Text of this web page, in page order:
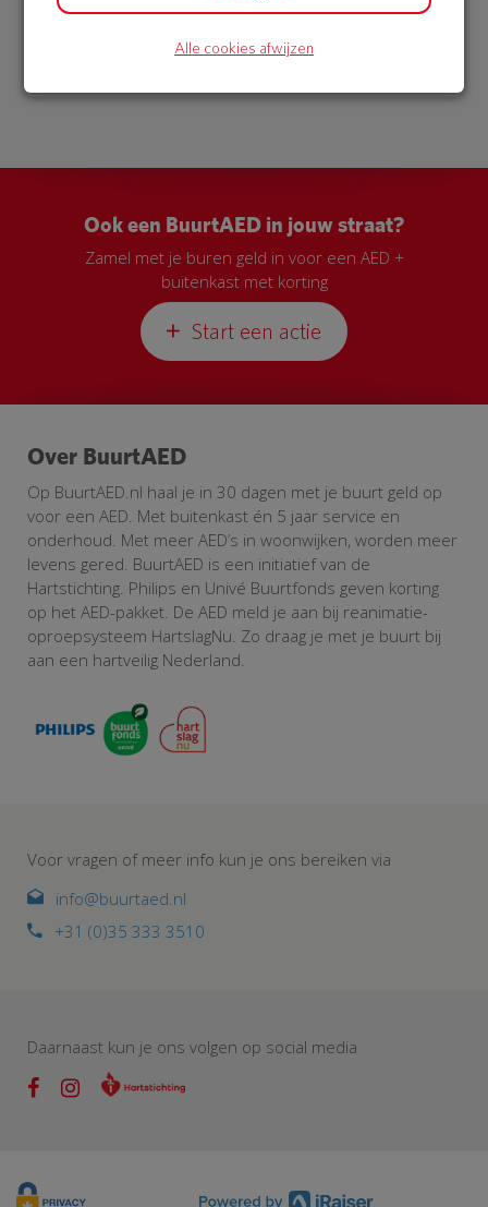
Ook een BuurtAED in jouw straat?
Zamel met je buren geld in voor een AED +
buitenkast met korting
Start een actie
Over BuurtAED
Op BuurtAED.nl haal je in 30 dagen met je buurt geld op
voor een AED. Met buitenkast én 5 jaar service en
onderhoud. Met meer AED’s in woonwijken, worden meer
levens gered. BuurtAED is een initiatief van de
Hartstichting. Philips en Univé Buurtfonds geven korting
op het AED-pakket. De AED meld je aan bij reanimatie-
oproepsysteem HartslagNu. Zo draag je met je buurt bij
aan een hartveilig Nederland.
Voor vragen of meer info kun je ons bereiken via
info@buurtaed.nl
+31 (0)35 333 3510
Daarnaast kun je ons volgen op social media
Alle cookies afwijzen